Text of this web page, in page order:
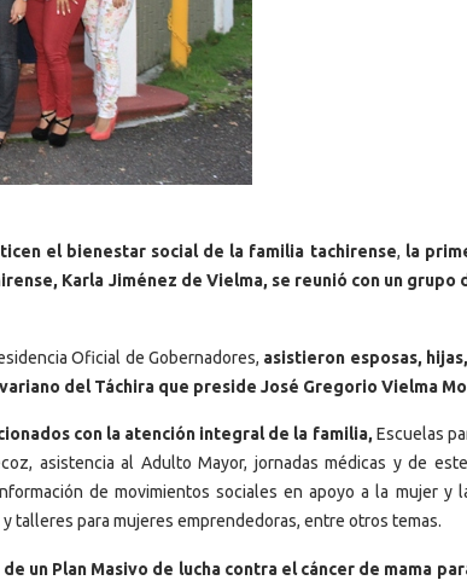
el bienestar social de la familia tachirense, la
Karla Jiménez de Vielma, se reunió con un grupo
Oficial de Gobernadores, asistieron esposas,
del Táchira que preside José Gregorio Vielma
con la atención integral de la familia, Escuelas
asistencia al Adulto Mayor, jornadas médicas y de
de movimientos sociales en apoyo a la mujer y
talleres para mujeres emprendedoras, entre otros temas.
un Plan Masivo de lucha contra el cáncer de mama